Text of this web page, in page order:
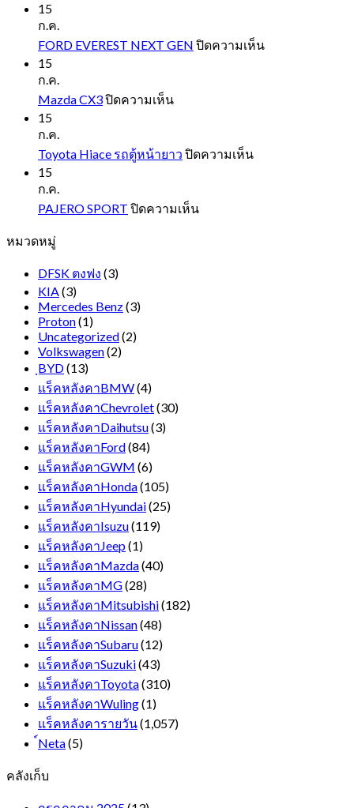
15
ก.ค.
FORD EVEREST NEXT GEN ปิดความเห็นบน
15
ก.ค.
Mazda CX3ปิดความเห็นบน
15
ก.ค.
Toyota Hiace รถตู้หน้ายาว ปิดความเห็นบน
15
ก.ค.
PAJERO SPORT ปิดความเห็นบน
หมวดหมู่
DFSK ตงฟง (3)
KIA(3)
Mercedes Benz(3)
Proton(1)
Uncategorized(2)
Volkswagen(2)
ฺBYD(13)
แร็คหลังคาBMW(4)
แร็คหลังคาChevrolet(30)
แร็คหลังคาDaihutsu(3)
แร็คหลังคาFord(84)
แร็คหลังคาGWM (6)
แร็คหลังคาHonda(105)
แร็คหลังคาHyundai(25)
แร็คหลังคาIsuzu(119)
แร็คหลังคาJeep(1)
แร็คหลังคาMazda(40)
แร็คหลังคาMG(28)
แร็คหลังคาMitsubishi(182)
แร็คหลังคาNissan(48)
แร็คหลังคาSubaru(12)
แร็คหลังคาSuzuki(43)
แร็คหลังคาToyota(310)
แร็คหลังคาWuling(1)
แร็คหลังคารายวัน(1,057)
์Neta(5)
คลังเก็บ